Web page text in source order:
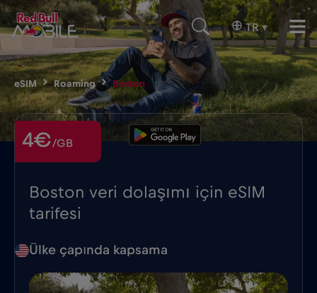
TR ▾
eSIM Roaming Boston
Boston veri dolaşımı için eSIM
tarifesi
4€/GB
Ülke çapında kapsama